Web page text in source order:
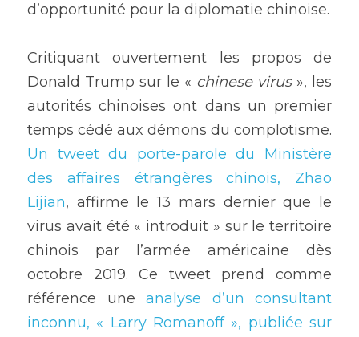
d’opportunité pour la diplomatie chinoise.
Critiquant ouvertement les propos de
Donald Trump sur le « chinese virus », les
autorités chinoises ont dans un premier
temps cédé aux démons du complotisme.
Un tweet du porte-parole du Ministère
des affaires étrangères chinois, Zhao
Lijian, affirme le 13 mars dernier que le
virus avait été « introduit » sur le territoire
chinois par l’armée américaine dès
octobre 2019. Ce tweet prend comme
référence une analyse d’un consultant
inconnu, « Larry Romanoff », publiée sur